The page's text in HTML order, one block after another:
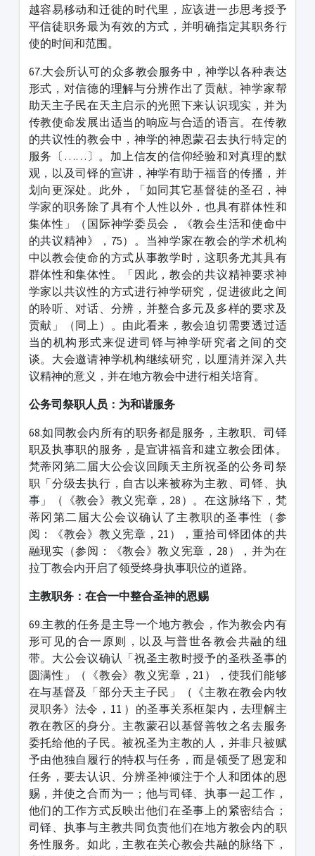
越容易移动和迁徙的时代里，应该进一步思考授予
平信徒职务最为有效的方式，并明确指定其职务行
使的时间和范围。
67.大会所认可的众多教会服务中，神学以各种表达
形式，对信德的理解与分辨作出了贡献。神学家帮
助天主子民在天主启示的光照下来认识现实，并为
传教使命发展出适当的响应与合适的语言。在传教
的共议性的教会中，神学的神恩蒙召去执行特定的
服务〔……〕。加上信友的信仰经验和对真理的默
观，以及司铎的宣讲，神学有助于福音的传播，并
划向更深处。此外，「如同其它基督徒的圣召，神
学家的职务除了具有个人性以外，也具有群体性和
集体性」（国际神学委员会，《教会生活和使命中
的共议精神》，75）。当神学家在教会的学术机构
中以教会使命的方式从事教学时，这职务尤其具有
群体性和集体性。「因此，教会的共议精神要求神
学家以共议性的方式进行神学研究，促进彼此之间
的聆听、对话、分辨，并整合多元及多样的要求及
贡献」（同上）。由此看来，教会迫切需要透过适
当的机构形式来促进司铎与神学研究者之间的交
谈。大会邀请神学机构继续研究，以厘清并深入共
议精神的意义，并在地方教会中进行相关培育。
公务司祭职人员：为和谐服务
68.如同教会内所有的职务都是服务，主教职、司铎
职及执事职的服务，是宣讲福音和建立教会团体。
梵蒂冈第二届大公会议回顾天主所祝圣的公务司祭
职「分级去执行，自古以来被称为主教、司铎、执
事」（《教会》教义宪章，28）。在这脉络下，梵
蒂冈第二届大公会议确认了主教职的圣事性（参
阅：《教会》教义宪章，21），重拾司铎团体的共
融现实（参阅：《教会》教义宪章，28），并为在
拉丁教会内开启了领受终身执事职位的道路。
主教职务：在合一中整合圣神的恩赐
69.主教的任务是主导一个地方教会，作为教会内有
形可见的合一原则，以及与普世各教会共融的纽
带。大公会议确认「祝圣主教时授予的圣秩圣事的
圆满性」（《教会》教义宪章，21），使我们能够
在与基督及「部分天主子民」（《主教在教会内牧
灵职务》法令，11 ）的圣事关系框架内，去理解主
教在教区的身分。主教蒙召以基督善牧之名去服务
委托给他的子民。被祝圣为主教的人，并非只被赋
予由他独自履行的特权与任务，而是领受了恩宠和
任务，要去认识、分辨圣神倾注于个人和团体的恩
赐，并使之合而为一；他与司铎、执事一起工作，
他们的工作方式反映出他们在圣事上的紧密结合；
司铎、执事与主教共同负责他们在地方教会内的职
务性服务。如此，主教在关心教会共融的脉络下，